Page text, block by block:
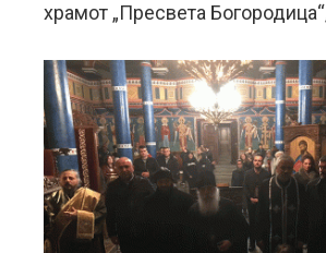
храмот „Пресвета